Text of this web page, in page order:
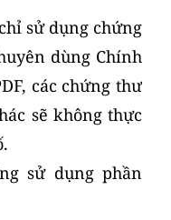
sử dụng chứng
dùng Chính
các chứng thư
sẽ không thực
sử dụng phần